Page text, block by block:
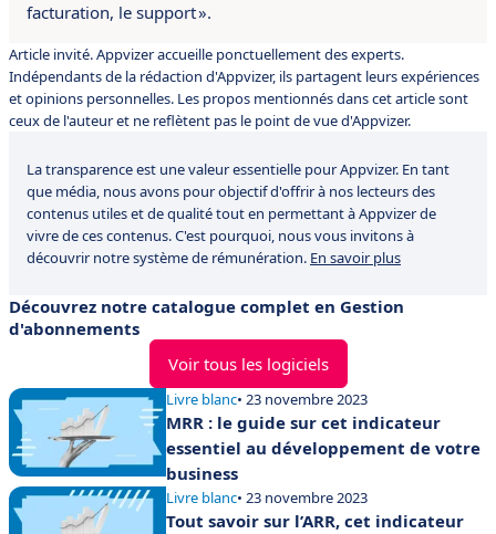
facturation, le support ».
Article invité. Appvizer accueille ponctuellement des experts.
Indépendants de la rédaction d'Appvizer, ils partagent leurs expériences
et opinions personnelles. Les propos mentionnés dans cet article sont
ceux de l'auteur et ne reflètent pas le point de vue d'Appvizer.
La transparence est une valeur essentielle pour Appvizer. En tant
que média, nous avons pour objectif d'offrir à nos lecteurs des
contenus utiles et de qualité tout en permettant à Appvizer de
vivre de ces contenus. C'est pourquoi, nous vous invitons à
découvrir notre système de rémunération. En savoir plus
Découvrez notre catalogue complet en Gestion
d'abonnements
Voir tous les logiciels
Livre blanc• 23 novembre 2023
MRR : le guide sur cet indicateur
essentiel au développement de votre
business
Livre blanc• 23 novembre 2023
Tout savoir sur l’ARR, cet indicateur